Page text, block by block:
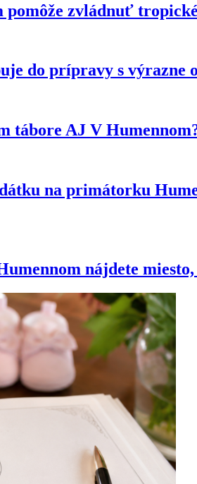
pomôže zvládnuť
do prípravy s
AJ V
na primátorku
nájdete